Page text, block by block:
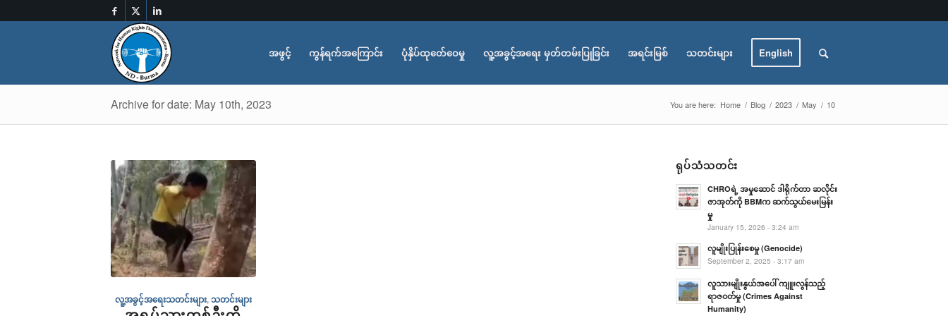
အဖွင့် ကွန်ရက်အကြောင်း ပုံနှိပ်ထုတ်ေဝေမှု လူ့အခွင့်အရေး မှတ်တမ်းပြုခြင်း အရင်းမြစ် သတင်းများ English
Archive for date: May 10th, 2023 You are here: Home / Blog / 2023 / May / 10
လူ့အခွင့်အရေးသတင်းများ,သတင်းများ
ရုပ်သံသတင်း
CHROရဲ့ အမှုဆောင် ဒါရိုက်တာ ဆလိုင်း
ဇာအုတ်ကို BBMက ဆက်သွယ်မေးမြန်း
မှု
January 15, 2026 - 3:24 am
လူမျိုးပြုန်းစေမှု (Genocide)
September 2, 2025 - 3:17 am
လူသားမျိုးနွယ်အပေါ် ကျူးလွန်သည့်
ရာဇဝတ်မှု (Crimes Against
Humanity)